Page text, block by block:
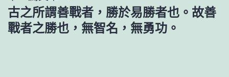
古之所謂善戰者，勝於易勝者也。故善
戰者之勝也，無智名，無勇功。